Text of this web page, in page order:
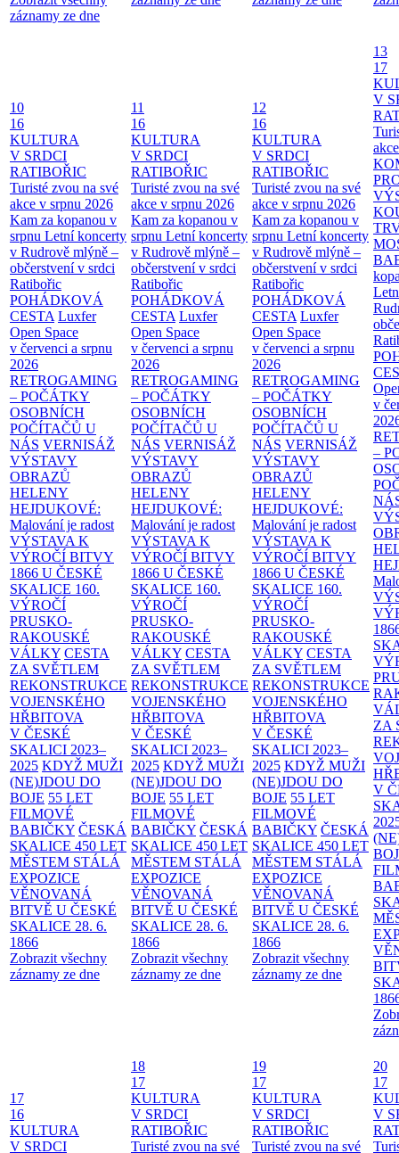
záznamy ze dne
10
16
KULTURA
V SRDCI
RATIBOŘIC
Turisté zvou na své
akce v srpnu 2026
Kam za kopanou v
srpnu Letní koncerty
v Rudrově mlýně –
občerstvení v srdci
Ratibořic
POHÁDKOVÁ
CESTA Luxfer
Open Space
v červenci a srpnu
2026
RETROGAMING
– POČÁTKY
OSOBNÍCH
POČÍTAČŮ U
NÁS VERNISÁŽ
VÝSTAVY
OBRAZŮ
HELENY
HEJDUKOVÉ:
Malování je radost
VÝSTAVA K
VÝROČÍ BITVY
1866 U ČESKÉ
SKALICE 160.
VÝROČÍ
PRUSKO-
RAKOUSKÉ
VÁLKY CESTA
ZA SVĚTLEM
REKONSTRUKCE
VOJENSKÉHO
HŘBITOVA
V ČESKÉ
SKALICI 2023–
2025 KDYŽ MUŽI
(NE)JDOU DO
BOJE 55 LET
FILMOVÉ
BABIČKY ČESKÁ
SKALICE 450 LET
MĚSTEM STÁLÁ
EXPOZICE
VĚNOVANÁ
BITVĚ U ČESKÉ
SKALICE 28. 6.
1866
Zobrazit všechny
záznamy ze dne
11
16
KULTURA
V SRDCI
RATIBOŘIC
Turisté zvou na své
akce v srpnu 2026
Kam za kopanou v
srpnu Letní koncerty
v Rudrově mlýně –
občerstvení v srdci
Ratibořic
POHÁDKOVÁ
CESTA Luxfer
Open Space
v červenci a srpnu
2026
RETROGAMING
– POČÁTKY
OSOBNÍCH
POČÍTAČŮ U
NÁS VERNISÁŽ
VÝSTAVY
OBRAZŮ
HELENY
HEJDUKOVÉ:
Malování je radost
VÝSTAVA K
VÝROČÍ BITVY
1866 U ČESKÉ
SKALICE 160.
VÝROČÍ
PRUSKO-
RAKOUSKÉ
VÁLKY CESTA
ZA SVĚTLEM
REKONSTRUKCE
VOJENSKÉHO
HŘBITOVA
V ČESKÉ
SKALICI 2023–
2025 KDYŽ MUŽI
(NE)JDOU DO
BOJE 55 LET
FILMOVÉ
BABIČKY ČESKÁ
SKALICE 450 LET
MĚSTEM STÁLÁ
EXPOZICE
VĚNOVANÁ
BITVĚ U ČESKÉ
SKALICE 28. 6.
1866
Zobrazit všechny
záznamy ze dne
12
16
KULTURA
V SRDCI
RATIBOŘIC
Turisté zvou na své
akce v srpnu 2026
Kam za kopanou v
srpnu Letní koncerty
v Rudrově mlýně –
občerstvení v srdci
Ratibořic
POHÁDKOVÁ
CESTA Luxfer
Open Space
v červenci a srpnu
2026
RETROGAMING
– POČÁTKY
OSOBNÍCH
POČÍTAČŮ U
NÁS VERNISÁŽ
VÝSTAVY
OBRAZŮ
HELENY
HEJDUKOVÉ:
Malování je radost
VÝSTAVA K
VÝROČÍ BITVY
1866 U ČESKÉ
SKALICE 160.
VÝROČÍ
PRUSKO-
RAKOUSKÉ
VÁLKY CESTA
ZA SVĚTLEM
REKONSTRUKCE
VOJENSKÉHO
HŘBITOVA
V ČESKÉ
SKALICI 2023–
2025 KDYŽ MUŽI
(NE)JDOU DO
BOJE 55 LET
FILMOVÉ
BABIČKY ČESKÁ
SKALICE 450 LET
MĚSTEM STÁLÁ
EXPOZICE
VĚNOVANÁ
BITVĚ U ČESKÉ
SKALICE 28. 6.
1866
Zobrazit všechny
záznamy ze dne
13
17
V
v
–
ZA
V
17
16
KULTURA
V SRDCI
18
17
KULTURA
V SRDCI
RATIBOŘIC
Turisté zvou na své
19
17
KULTURA
V SRDCI
RATIBOŘIC
Turisté zvou na své
20
17
V